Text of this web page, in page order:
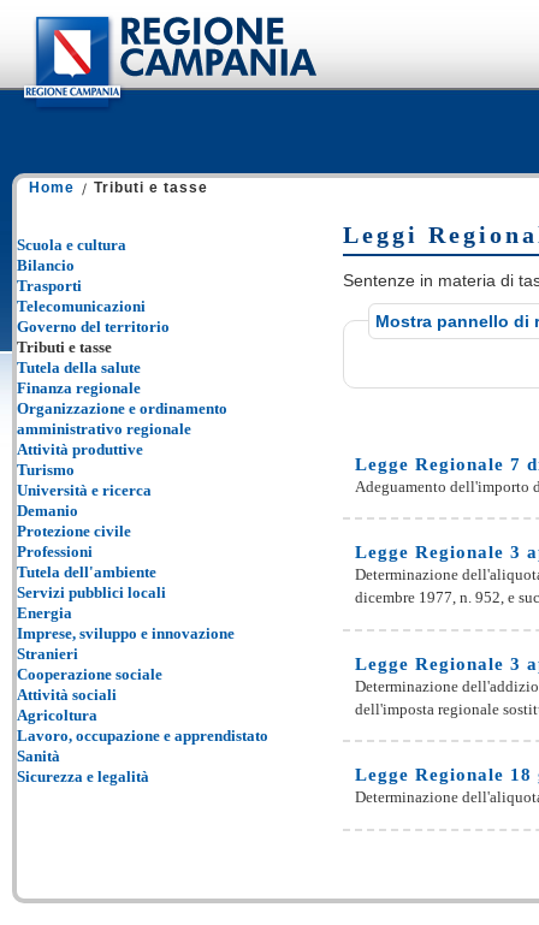
Home Tributi e tasse
Leggi
Sentenze in materia di
Mostra pannello di
Legge Regionale 7
Adeguamento dell'importo
Legge Regionale 3
Determinazione
dicembre 1977, n. 952, e
Legge Regionale 3
Determinazione
dell'imposta regionale
Legge Regionale
Determinazione
Scuola e cultura
Bilancio
Trasporti
Telecomunicazioni
Governo del territorio
Tributi e tasse
Tutela della salute
Finanza regionale
Organizzazione e ordinamento
amministrativo regionale
Attività produttive
Turismo
Università e ricerca
Demanio
Protezione civile
Professioni
Tutela dell'ambiente
Servizi pubblici locali
Energia
Imprese, sviluppo e innovazione
Stranieri
Cooperazione sociale
Attività sociali
Agricoltura
Lavoro, occupazione e apprendistato
Sanità
Sicurezza e legalità